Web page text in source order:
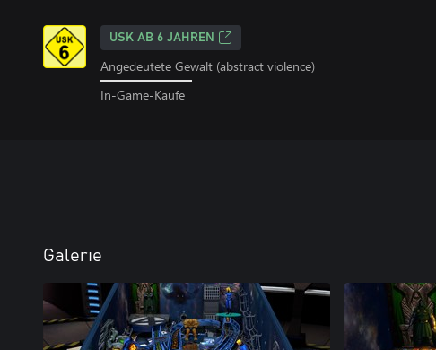
USK AB 6 JAHREN
Angedeutete Gewalt (abstract violence)
In-Game-Käufe
Galerie